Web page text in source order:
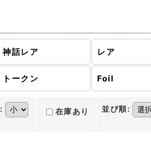
神話レア レア
トークン Foil
: 在庫あり 並び順: